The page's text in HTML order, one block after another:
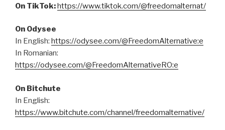
On TikTok:https://www.tiktok.com/@freedomalternat/
On Odysee
In English: https://odysee.com/@FreedomAlternative:e
In Romanian:
https://odysee.com/@FreedomAlternativeRO:e
On Bitchute
In English:
https://www.bitchute.com/channel/freedomalternative/